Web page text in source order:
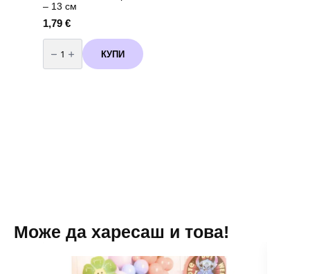
– 13 см
1,79 €
количество
за
Балони
Металик
КУПИ
Може да харесаш и това!